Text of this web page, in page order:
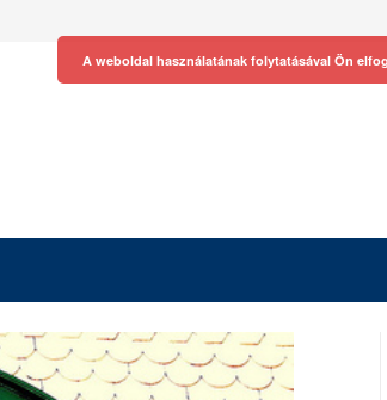
A weboldal használatának folytatásával Ön